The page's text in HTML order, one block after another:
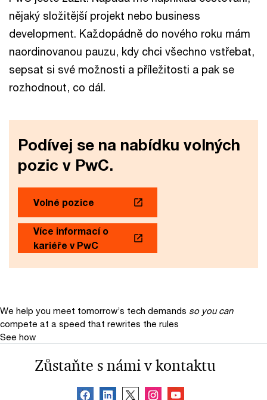
nějaký složitější projekt nebo business
development. Každopádně do nového roku mám
naordinovanou pauzu, kdy chci všechno vstřebat,
sepsat si své možnosti a příležitosti a pak se
rozhodnout, co dál.
Podívej se na nabídku volných
pozic v PwC.
Volné pozice
Více informací o
kariéře v PwC
We help you meet tomorrow’s tech demands so you can
compete at a speed that rewrites the rules
See how
Zůstaňte s námi v kontaktu